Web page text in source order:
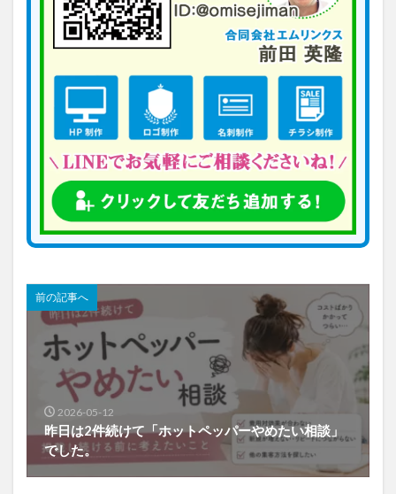
前の記事へ
2026-05-12
昨日は2件続けて「ホットペッパーやめたい相談」
でした。